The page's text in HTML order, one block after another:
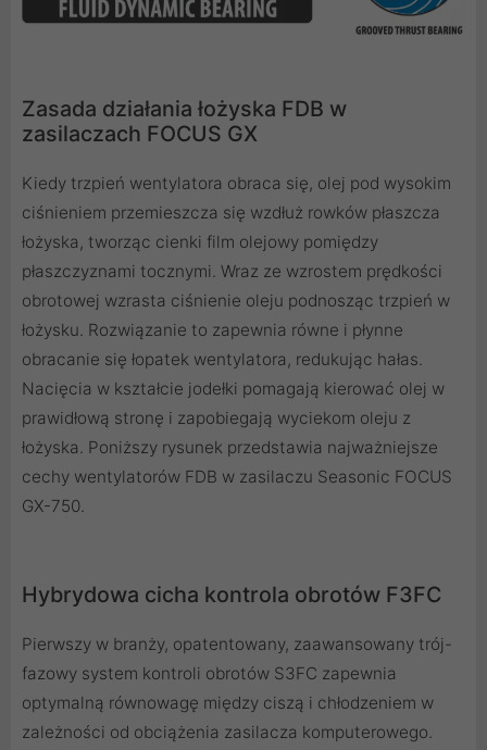
Zasada działania łożyska FDB w
zasilaczach FOCUS GX
Kiedy trzpień wentylatora obraca się, olej pod wysokim
ciśnieniem przemieszcza się wzdłuż rowków płaszcza
łożyska, tworząc cienki film olejowy pomiędzy
płaszczyznami tocznymi. Wraz ze wzrostem prędkości
obrotowej wzrasta ciśnienie oleju podnosząc trzpień w
łożysku. Rozwiązanie to zapewnia równe i płynne
obracanie się łopatek wentylatora, redukując hałas.
Nacięcia w kształcie jodełki pomagają kierować olej w
prawidłową stronę i zapobiegają wyciekom oleju z
łożyska. Poniższy rysunek przedstawia najważniejsze
cechy wentylatorów FDB w zasilaczu Seasonic FOCUS
GX-750.
Hybrydowa cicha kontrola obrotów F3FC
Pierwszy w branży, opatentowany, zaawansowany trój-
fazowy system kontroli obrotów S3FC zapewnia
optymalną równowagę między ciszą i chłodzeniem w
zależności od obciążenia zasilacza komputerowego.